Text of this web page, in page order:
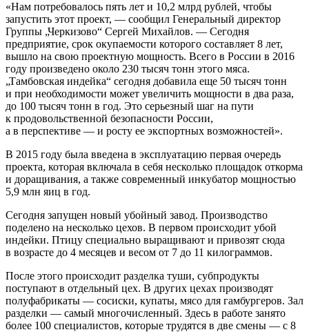
«Нам потребовалось пять лет и 10,2 млрд рублей, чтобы
запустить этот проект, — сообщил Генеральный директор
Группы „Черкизово“ Сергей Михайлов. — Сегодня
предприятие, срок окупаемости которого составляет 8 лет,
вышло на свою проектную мощность. Всего в России в 2016
году произведено около 230 тысяч тонн этого мяса.
„Тамбовская индейка“ сегодня добавила еще 50 тысяч тонн
и при необходимости может увеличить мощности в два раза,
до 100 тысяч тонн в год. Это серьезный шаг на пути
к продовольственной безопасности России,
а в перспективе — и росту ее экспортных возможностей».
В 2015 году была введена в эксплуатацию первая очередь
проекта, которая включала в себя несколько площадок откорма
и доращивания, а также современный инкубатор мощностью
5,9 млн яиц в год.
Сегодня запущен новый убойный завод. Производство
поделено на несколько цехов. В первом происходит убой
индейки. Птицу специально выращивают и привозят сюда
в возрасте до 4 месяцев и весом от 7 до 11 килограммов.
После этого происходит разделка туши, субпродукты
поступают в отдельный цех. В других цехах производят
полуфабрикаты — сосиски, купаты, мясо для гамбургеров. Зал
разделки — самый многочисленный. Здесь в работе занято
более 100 специалистов, которые трудятся в две смены — с 8